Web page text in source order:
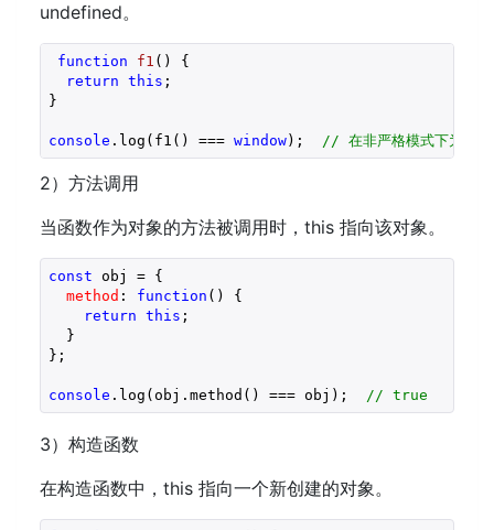
undefined。
function f1 ( ) {
return this ;
}
console .log(f1() === window); // 在非严格模式下为
2）方法调用
当函数作为对象的方法被调用时，this 指向该对象。
const obj = {
method : function ( ) {
return this ;
  }
};
console .log(obj.method() === obj); // true
3）构造函数
在构造函数中，this 指向一个新创建的对象。